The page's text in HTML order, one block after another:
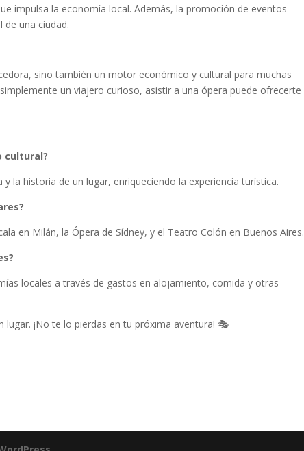
impulsa la economía local. Además, la promoción de eventos
de una ciudad.
sino también un motor económico y cultural para muchas
un viajero curioso, asistir a una ópera puede ofrecerte
cultural?
la historia de un lugar, enriqueciendo la experiencia turística.
en Milán, la Ópera de Sídney, y el Teatro Colón en Buenos Aires.
locales a través de gastos en alojamiento, comida y otras
lugar. ¡No te lo pierdas en tu próxima aventura! 🎭